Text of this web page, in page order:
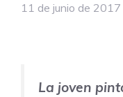
11 de junio de 2017
La joven